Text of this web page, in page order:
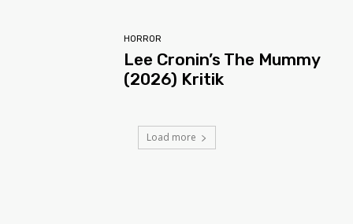
HORROR
Lee Cronin’s The Mummy
(2026) Kritik
Load more